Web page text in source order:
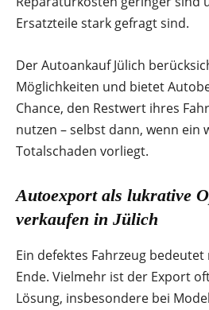
Ersatzteile stark gefragt sind.
Der Autoankauf Jülich
Möglichkeiten und bietet
Chance, den Restwert ihres
nutzen – selbst dann, wenn ein
Totalschaden vorliegt.
Autoexport als lukrative
verkaufen in Jülich
Ein defektes Fahrzeug
Ende. Vielmehr ist der Export
Lösung, insbesondere bei